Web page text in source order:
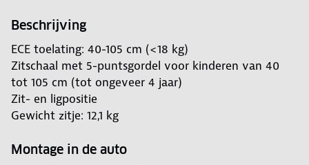
Beschrijving
ECE toelating: 40-105 cm (<18 kg)
Zitschaal met 5-puntsgordel voor kinderen van 40
tot 105 cm (tot ongeveer 4 jaar)
Zit- en ligpositie
Gewicht zitje: 12,1 kg
Montage in de auto